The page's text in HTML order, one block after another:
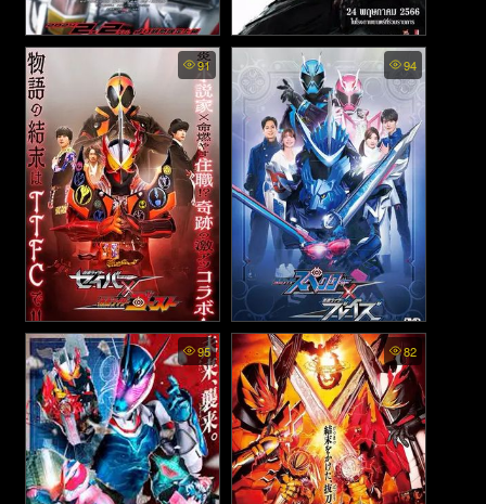
Kamen Rider 555 20th:
Paradise Regained - มาสค์ไร
เดอร์ไฟส์ 20 ปี: ศึกสงคราม
ทวงคืนสวรรค์ (2024)
Shin Kamen Rider - ชิน มาส
ค์ไรเดอร์ (2023)
91
Kamen Rider Saber × Ghost
- มาสค์ไรเดอร์เซเบอร์ × โกสต์
(2021)
94
Kamen Rider Specter ×
Blades - มาสค์ไรเดอร์สเปค
เตอร์ × เบลด (2021)
95 82